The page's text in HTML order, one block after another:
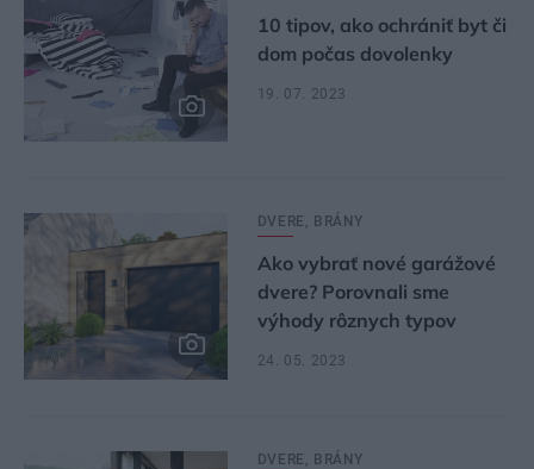
10 tipov, ako ochrániť byt či
dom počas dovolenky
19. 07. 2023
DVERE, BRÁNY
Ako vybrať nové garážové
dvere? Porovnali sme
výhody rôznych typov
24. 05. 2023
DVERE, BRÁNY